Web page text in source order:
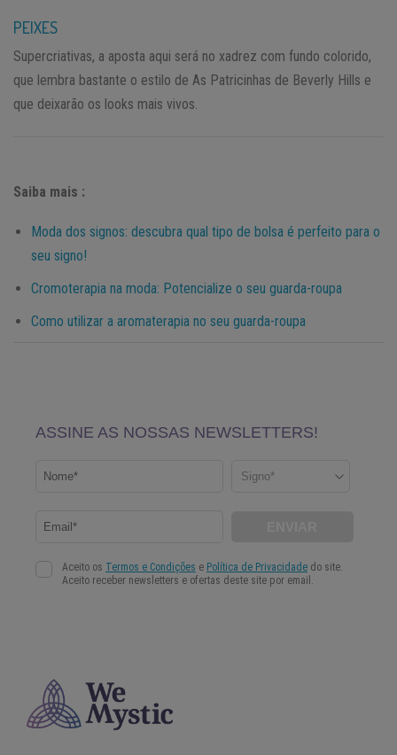
PEIXES
Supercriativas, a aposta aqui será no xadrez com fundo colorido,
que lembra bastante o estilo de As Patricinhas de Beverly Hills e
que deixarão os looks mais vivos.
Saiba mais :
Moda dos signos: descubra qual tipo de bolsa é perfeito para o
seu signo!
Cromoterapia na moda: Potencialize o seu guarda-roupa
Como utilizar a aromaterapia no seu guarda-roupa